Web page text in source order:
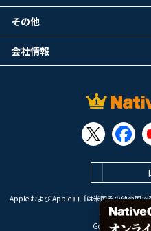
Apple および Apple ロゴは米国その他の国
Apple Inc. のサ
Google Play は
その他
会社情報